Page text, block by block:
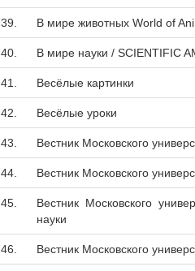
39. В мире животных World of
40. В мире науки / SCIENTIFIC
41. Весёлые картинки
42. Весёлые уроки
43. Вестник Московского
44. Вестник Московского
45.
Вестник Московского
науки
46. Вестник Московского